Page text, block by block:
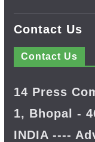
Contact Us
Contact Us
14 Press
1, Bhopal -
INDIA ----